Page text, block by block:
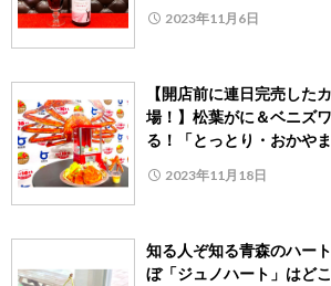
2023年11月6日
【開店前に連日完売した
場！】松葉がに＆ベニズ
る！「とっとり・おかやま
2023年11月18日
知る人ぞ知る青森のハー
ぼ「ジュノハート」はど